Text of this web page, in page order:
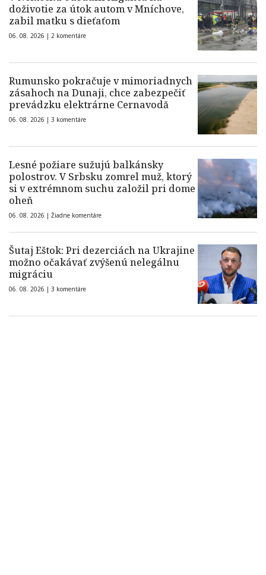
doživotie za útok autom v Mníchove,
zabil matku s dieťaťom
06. 08. 2026 | 2 komentáre
Rumunsko pokračuje v mimoriadnych
zásahoch na Dunaji, chce zabezpečiť
prevádzku elektrárne Cernavodă
06. 08. 2026 | 3 komentáre
Lesné požiare sužujú balkánsky
polostrov. V Srbsku zomrel muž, ktorý
si v extrémnom suchu založil pri dome
oheň
06. 08. 2026 | Žiadne komentáre
Šutaj Eštok: Pri dezerciách na Ukrajine
možno očakávať zvýšenú nelegálnu
migráciu
06. 08. 2026 | 3 komentáre